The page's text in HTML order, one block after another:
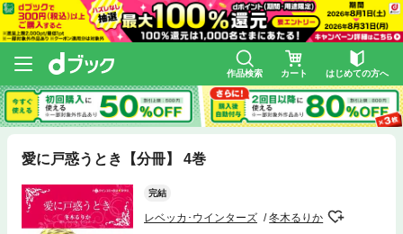
作品検索 カート はじめての方へ
愛に戸惑うとき【分冊】 4巻
完結
レベッカ･ウインターズ 冬木るりか